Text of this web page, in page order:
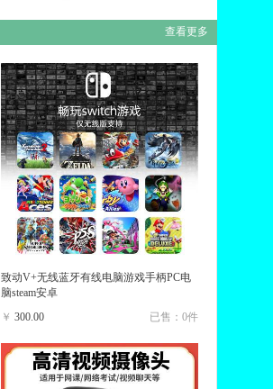
查看更多
致动V+无线蓝牙有线电脑游戏手柄PC电
脑steam安卓
￥ 300.00 已售：0件